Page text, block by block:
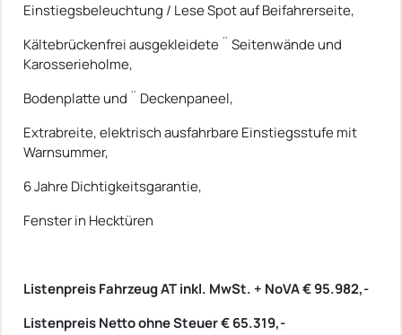
Einstiegsbeleuchtung / Lese Spot auf Beifahrerseite,
Kältebrückenfrei ausgekleidete ¨ Seitenwände und
Karosserieholme,
Bodenplatte und ¨ Deckenpaneel,
Extrabreite, elektrisch ausfahrbare Einstiegsstufe mit
Warnsummer,
6 Jahre Dichtigkeitsgarantie,
Fenster in Hecktüren
Listenpreis Fahrzeug AT inkl. MwSt. + NoVA € 95.982,-
Listenpreis Netto ohne Steuer € 65.319,-